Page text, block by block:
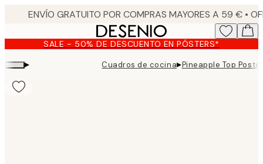
content.SALE - 50% DE DESCUENTO EN PÓSTERS*
▸ Cuadros de cocina▸Pineapple Top